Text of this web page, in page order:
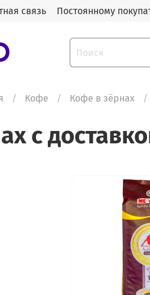
связь Постоянному
Кофе Кофе в зёрнах
с